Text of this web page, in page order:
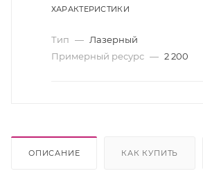
ХАРАКТЕРИСТИКИ
Тип — Лазерный
Примерный ресурс — 2 200
ОПИСАНИЕ КАК КУПИТЬ